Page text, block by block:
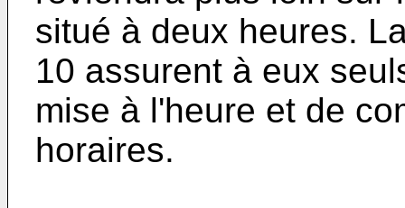
situé à deux heures.
10 assurent à eux
mise à l'heure et de
horaires.